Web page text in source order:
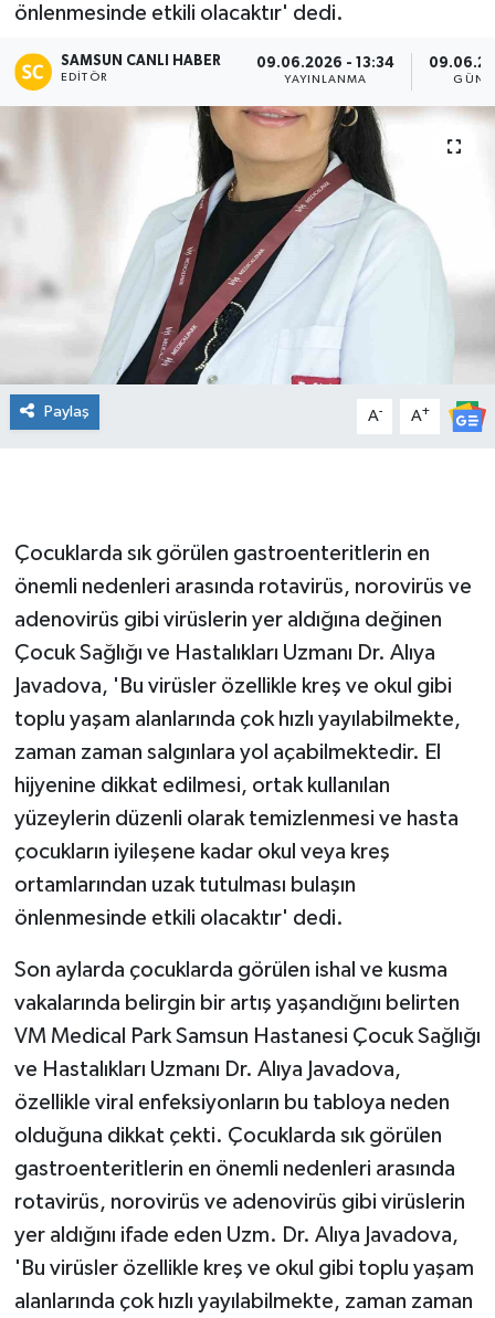
önlenmesinde etkili olacaktır' dedi.
SAMSUN CANLI HABER
EDITÖR
09.06.2026 - 13:34
YAYINLANMA
Paylaş A- A+
Çocuklarda sık görülen gastroenteritlerin en
önemli nedenleri arasında rotavirüs, norovirüs ve
adenovirüs gibi virüslerin yer aldığına değinen
Çocuk Sağlığı ve Hastalıkları Uzmanı Dr. Alıya
Javadova, 'Bu virüsler özellikle kreş ve okul gibi
toplu yaşam alanlarında çok hızlı yayılabilmekte,
zaman zaman salgınlara yol açabilmektedir. El
hijyenine dikkat edilmesi, ortak kullanılan
yüzeylerin düzenli olarak temizlenmesi ve hasta
çocukların iyileşene kadar okul veya kreş
ortamlarından uzak tutulması bulaşın
önlenmesinde etkili olacaktır' dedi.
Son aylarda çocuklarda görülen ishal ve kusma
vakalarında belirgin bir artış yaşandığını belirten
VM Medical Park Samsun Hastanesi Çocuk Sağlığı
ve Hastalıkları Uzmanı Dr. Alıya Javadova,
özellikle viral enfeksiyonların bu tabloya neden
olduğuna dikkat çekti. Çocuklarda sık görülen
gastroenteritlerin en önemli nedenleri arasında
rotavirüs, norovirüs ve adenovirüs gibi virüslerin
yer aldığını ifade eden Uzm. Dr. Alıya Javadova,
'Bu virüsler özellikle kreş ve okul gibi toplu yaşam
alanlarında çok hızlı yayılabilmekte, zaman zaman